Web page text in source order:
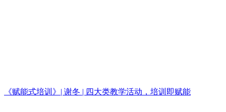
《赋能式培训》| 谢冬 | 四大类教学活动，培训即赋能